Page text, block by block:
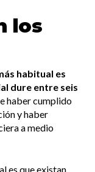
los
habitual es
dure entre seis
haber cumplido
y haber
a medio
es que existan